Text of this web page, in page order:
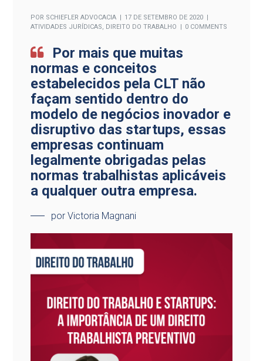
POR SCHIEFLER ADVOCACIA
17 DE SETEMBRO DE 2020
ATIVIDADES JURÍDICAS
DIREITO DO TRABALHO 0 COMMENTS
Por mais que muitas
normas e conceitos
estabelecidos pela CLT não
façam sentido dentro do
modelo de negócios inovador e
disruptivo das startups, essas
empresas continuam
legalmente obrigadas pelas
normas trabalhistas aplicáveis
a qualquer outra empresa.
por Victoria Magnani